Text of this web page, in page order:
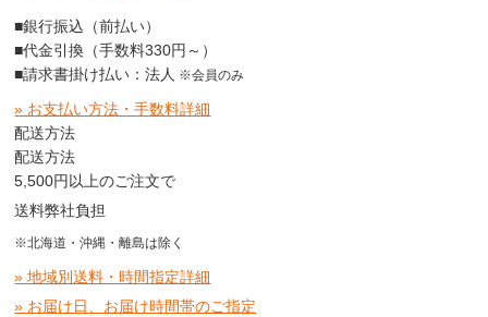
■銀行振込（前払い）
■代金引換（手数料330円～）
■請求書掛け払い：法人 ※会員のみ
» お支払い方法・手数料詳細
配送方法
配送方法
5,500円以上のご注文で
送料弊社負担
※北海道・沖縄・離島は除く
» 地域別送料・時間指定詳細
» お届け日、お届け時間帯のご指定